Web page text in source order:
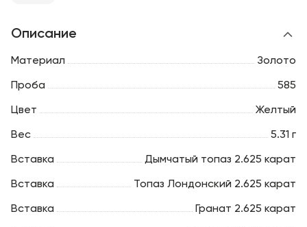
Описание
Материал Золото
Проба 585
Цвет Желтый
Вес 5.31 г
Вставка Дымчатый топаз 2.625 карат
Вставка Топаз Лондонский 2.625 карат
Вставка Гранат 2.625 карат